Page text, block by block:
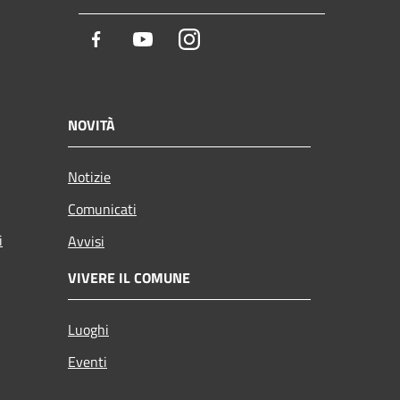
Facebook YoutubeInstagram
NOVITÀ
Notizie
Comunicati
Avvisi
VIVERE IL COMUNE
Luoghi
Eventi